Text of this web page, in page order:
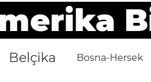
Belçika Bosna-Hersek